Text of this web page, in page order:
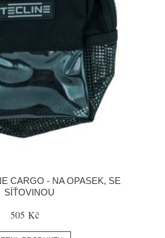
CARGO - NA OPASEK, SE
SÍŤOVINOU
505 Kč